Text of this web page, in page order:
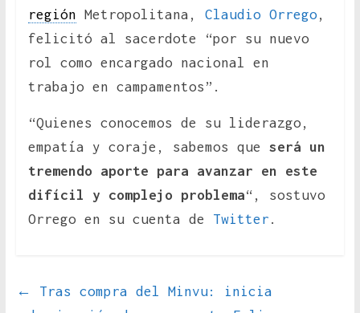
región Metropolitana, Claudio Orrego ,
felicitó al sacerdote “por su nuevo
rol como encargado nacional en
trabajo en campamentos”.
“Quienes conocemos de su liderazgo,
empatía y coraje, sabemos que será un
tremendo aporte para avanzar en este
difícil y complejo problema“, sostuvo
Orrego en su cuenta de Twitter .
←
Tras compra del Minvu: inicia